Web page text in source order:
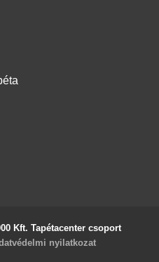
Kft. Tapétacenter csoport
nyilatkozat